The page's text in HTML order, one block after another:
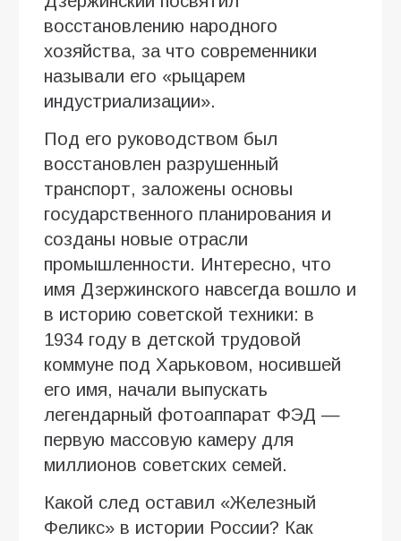
восстановлению народного
хозяйства, за что современники
называли его «рыцарем
индустриализации».
Под его руководством был
восстановлен разрушенный
транспорт, заложены основы
государственного планирования и
созданы новые отрасли
промышленности. Интересно, что
имя Дзержинского навсегда вошло и
в историю советской техники: в
1934 году в детской трудовой
коммуне под Харьковом, носившей
его имя, начали выпускать
легендарный фотоаппарат ФЭД —
первую массовую камеру для
миллионов советских семей.
Какой след оставил «Железный
Феликс» в истории России? Как